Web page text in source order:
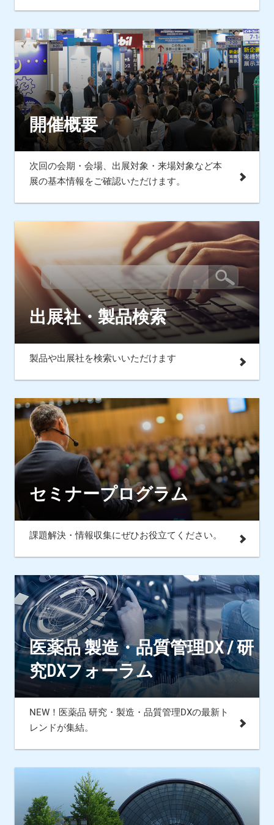
開催概要
次回の会期・会場、出展対象・来場対象など本
展の基本情報をご確認いただけます。
出展社・製品検索
製品や出展社を検索いいただけます
セミナープログラム
課題解決・情報収集にぜひお役立てください。
医薬品 製造・品質管理DX / 研
究DXフォーラム
NEW！医薬品 研究・製造・品質管理DXの最新ト
レンドが集結。